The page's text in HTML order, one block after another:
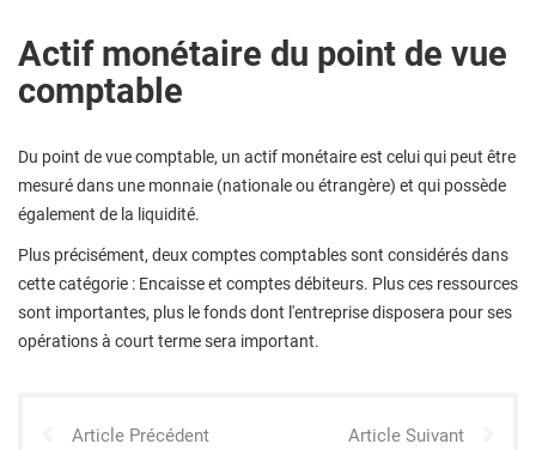
Actif monétaire du point de vue
comptable
Du point de vue comptable, un actif monétaire est celui qui peut être
mesuré dans une monnaie (nationale ou étrangère) et qui possède
également de la liquidité.
Plus précisément, deux comptes comptables sont considérés dans
cette catégorie : Encaisse et comptes débiteurs. Plus ces ressources
sont importantes, plus le fonds dont l'entreprise disposera pour ses
opérations à court terme sera important.
Article Précédent Article Suivant